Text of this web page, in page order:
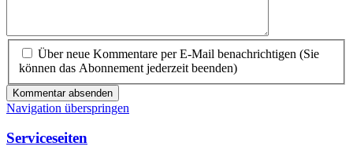
Über neue Kommentare per E-Mail benachrichtigen (Sie
können das Abonnement jederzeit beenden)
Kommentar absenden
Navigation überspringen
Serviceseiten